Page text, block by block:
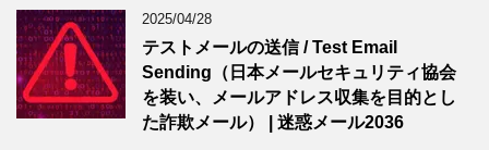
2025/04/28
テストメールの送信 / Test Email
Sending（日本メールセキュリティ協会
を装い、メールアドレス収集を目的とし
た詐欺メール） | 迷惑メール2036